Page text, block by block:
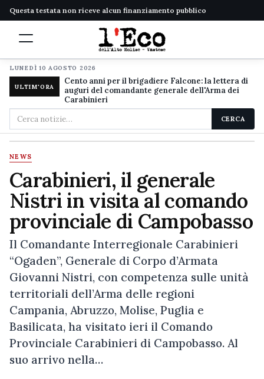
Questa testata non riceve alcun finanziamento pubblico
LUNEDÌ 10 AGOSTO 2026
ULTIM'ORA
Cento anni per il brigadiere Falcone: la lettera di
auguri del comandante generale dell'Arma dei
Carabinieri
Cerca
nel
sito
CERCA
NEWS
Carabinieri, il generale
Nistri in visita al comando
provinciale di Campobasso
Il Comandante Interregionale Carabinieri
“Ogaden”, Generale di Corpo d’Armata
Giovanni Nistri, con competenza sulle unità
territoriali dell’Arma delle regioni
Campania, Abruzzo, Molise, Puglia e
Basilicata, ha visitato ieri il Comando
Provinciale Carabinieri di Campobasso. Al
suo arrivo nella…